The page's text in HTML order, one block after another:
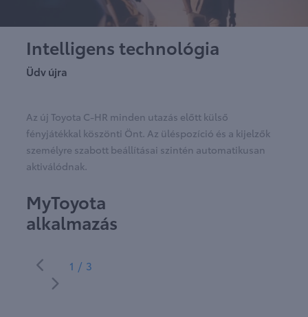
Intelligens technológia
Üdv újra
Az új Toyota C-HR minden utazás előtt külső
fényjátékkal köszönti Önt. Az üléspozíció és a kijelzők
személyre szabott beállításai szintén automatikusan
aktiválódnak.
MyToyota
alkalmazás
1/3